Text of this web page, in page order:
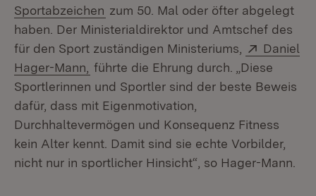
Sportabzeichen (Öffnet in neuem Fenster)
zum 50. Mal oder öfter abgelegt
haben. Der Ministerialdirektor und Amtschef des
für den Sport zuständigen Ministeriums,
Extern:
Daniel
Hager-Mann, (Öffnet in neuem Fenster)
führte die Ehrung durch. „Diese
Sportlerinnen und Sportler sind der beste Beweis
dafür, dass mit Eigenmotivation,
Durchhaltevermögen und Konsequenz Fitness
kein Alter kennt. Damit sind sie echte Vorbilder,
nicht nur in sportlicher Hinsicht“, so Hager-Mann.